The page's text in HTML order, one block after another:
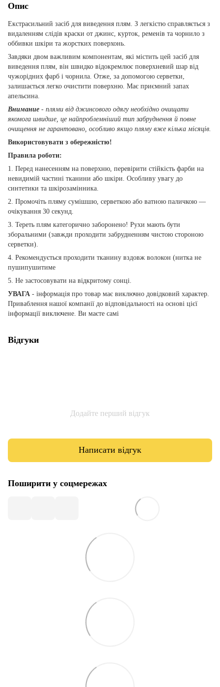
Опис
Екстрасильний засіб для виведення плям. З легкістю справляється з
видаленням слідів краски от джинс, курток, ременів та чорнило з
оббивки шкіри та жорстких поверхонь.
Завдяки двом важливим компонентам, які містить цей засіб для
виведення плям, він швидко відокремлює поверхневий шар від
чужорідних фарб і чорнила. Отже, за допомогою серветки,
залишається легко очистити поверхню. Має приємний запах
апельсина.
Внимание - плями від джинсового одягу необхідно очищати
якомога швидше, це найпроблемніший тип забруднення й повне
очищення не гарантовано, особливо якщо пляму вже кілька місяців.
Використовувати з обережністю!
Правила роботи:
1. Перед нанесенням на поверхню, перевірити стійкість фарби на
невидимій частині тканини або шкіри. Особливу увагу до
синтетики та шкірозамінника.
2. Промочіть пляму сумішшю, серветкою або ватною паличкою —
очікування 30 секунд.
3. Тереть плям категорично заборонено! Рухи мають бути
зборальними (завжди проходити забрудненням чистою стороною
серветки).
4. Рекомендується проходити тканину вздовж волокон (нитка не
пушипушитиме
5. Не застосовувати на відкритому сонці.
УВАГА - інформація про товар має виключно довідковий характер.
Приваблення нашої компанії до відповідальності на основі цієї
інформації виключене. Ви маєте самі
Відгуки
Додайте перший відгук
Написати відгук
Поширити у соцмережах